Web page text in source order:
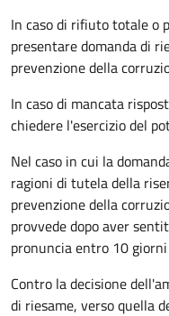
In caso di rifiuto totale o
presentare domanda di
prevenzione della
In caso di mancata
chiedere l'esercizio del
Nel caso in cui la
ragioni di tutela della
prevenzione della
provvede dopo aver
pronuncia entro 10
Contro la decisione
di riesame, verso quella